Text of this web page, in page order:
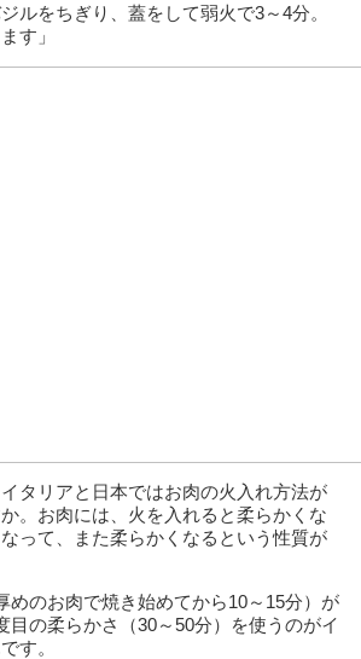
ルをちぎり、蓋をして弱火で3～4分。
す」
タリアと日本ではお肉の火入れ方法が
。お肉には、火を入れると柔らかくな
って、また柔らかくなるという性質が
めのお肉で焼き始めてから10～15分）が
目の柔らかさ（30～50分）を使うのがイ
す。